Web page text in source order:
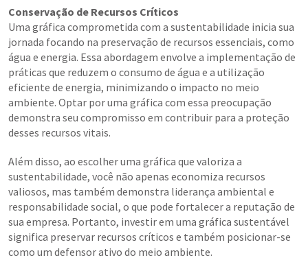
Conservação de Recursos Críticos
Uma gráfica comprometida com a sustentabilidade inicia sua
jornada focando na preservação de recursos essenciais, como
água e energia. Essa abordagem envolve a implementação de
práticas que reduzem o consumo de água e a utilização
eficiente de energia, minimizando o impacto no meio
ambiente. Optar por uma gráfica com essa preocupação
demonstra seu compromisso em contribuir para a proteção
desses recursos vitais.
Além disso, ao escolher uma gráfica que valoriza a
sustentabilidade, você não apenas economiza recursos
valiosos, mas também demonstra liderança ambiental e
responsabilidade social, o que pode fortalecer a reputação de
sua empresa. Portanto, investir em uma gráfica sustentável
significa preservar recursos críticos e também posicionar-se
como um defensor ativo do meio ambiente.